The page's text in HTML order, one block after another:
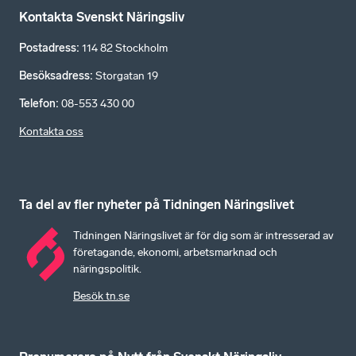
Kontakta Svenskt Näringsliv
Postadress: 114 82 Stockholm
Besöksadress: Storgatan 19
Telefon: 08-553 430 00
Kontakta oss
Ta del av fler nyheter på Tidningen Näringslivet
Tidningen Näringslivet är för dig som är intresserad av
företagande, ekonomi, arbetsmarknad och
näringspolitik.
Besök tn.se